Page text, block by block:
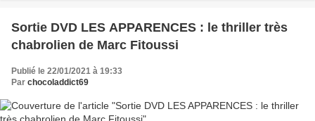
Sortie DVD LES APPARENCES : le thriller très
chabrolien de Marc Fitoussi
Publié le 22/01/2021 à 19:33
Par chocoladdict69